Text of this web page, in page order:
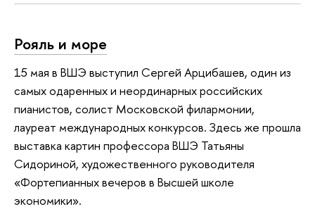
Рояль и море
15 мая в ВШЭ выступил Сергей Арцибашев, один из
самых одаренных и неординарных российских
пианистов, солист Московской филармонии,
лауреат международных конкурсов. Здесь же прошла
выставка картин профессора ВШЭ Татьяны
Сидориной, художественного руководителя
«Фортепианных вечеров в Высшей школе
экономики».